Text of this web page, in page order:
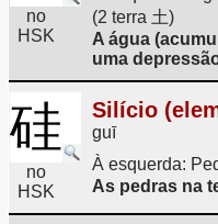
no
HSK
(2 terra 土)
A água
uma
硅
no
HSK
Silício
guī
À esquerda:
As pedras na